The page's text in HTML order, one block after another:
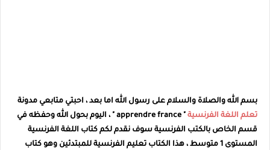
بسم الله والصلاة والسلام على رسول الله اما بعد ، احبتي متابعي مدونة
تعلم اللغة الفرنسية
" apprendre france " ، اليوم بحول الله وحفظه في
قسم الخاص بالكتب الفرنسية سوف نقدم لكم كتاب اللغة الفرنسية
المستوى 1 متوسط ، هذا الكتاب تعليم الفرنسية للمبتدئين وهو كتاب